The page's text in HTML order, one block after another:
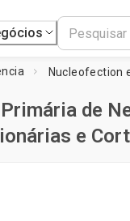
de
e